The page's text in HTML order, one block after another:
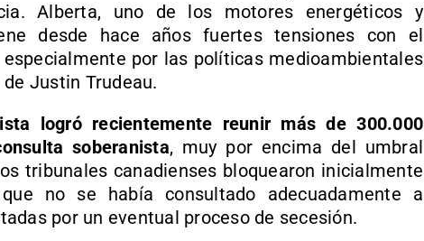
Alberta, uno de los motores energéticos y
desde hace años fuertes tensiones con el
por las políticas medioambientales
Justin Trudeau.
logró recientemente reunir más de 300.000
soberanista, muy por encima del umbral
tribunales canadienses bloquearon inicialmente
no se había consultado adecuadamente a
por un eventual proceso de secesión.